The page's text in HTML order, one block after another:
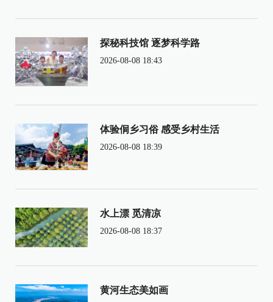
探秘科技馆 逐梦科学路
2026-08-08 18:43
体验侗乡习俗 感受乡村生活
2026-08-08 18:39
水上漂 觅清凉
2026-08-08 18:37
黄河生态美如画